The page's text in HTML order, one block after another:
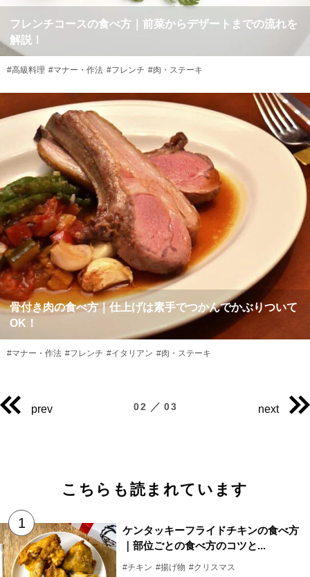
フレンチコースの食べ方｜前菜からデザートまでの流れを
解説！
#高級料理 #マナー・作法 #フレンチ #肉・ステーキ
骨付き肉の食べ方｜仕上げは素手でつかんでかぶりついて
OK！
#マナー・作法 #フレンチ #イタリアン #肉・ステーキ
prev 02 ／ 03 next
こちらも読まれています
ケンタッキーフライドチキンの食べ方
｜部位ごとの食べ方のコツと...
#チキン #揚げ物 #クリスマス